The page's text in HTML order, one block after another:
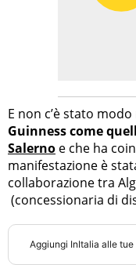
E non c’è stato
Guinness come
Salerno e che ha
manifestazione è
collaborazione tra
(concessionaria di
Aggiungi InItalia alle tue